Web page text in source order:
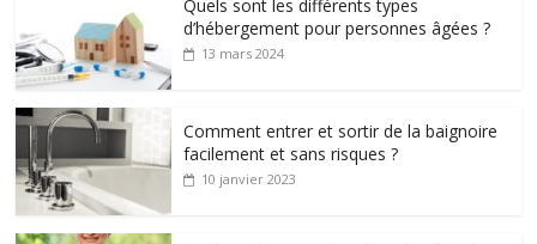
Quels sont les différents types
d’hébergement pour personnes âgées ?
13 mars 2024
Comment entrer et sortir de la baignoire
facilement et sans risques ?
10 janvier 2023